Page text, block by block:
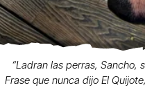
“Ladran las perras, Sancho,
Frase que nunca dijo El